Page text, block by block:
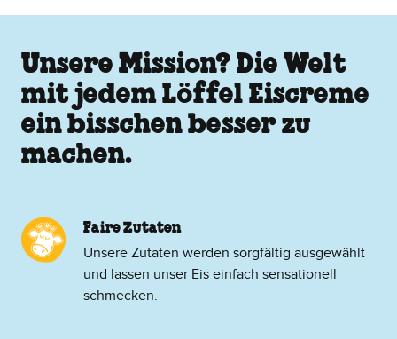
Unsere Mission? Die Welt
mit jedem Löffel Eiscreme
ein bisschen besser zu
machen.
Faire Zutaten
Unsere Zutaten werden sorgfältig ausgewählt
und lassen unser Eis einfach sensationell
schmecken.